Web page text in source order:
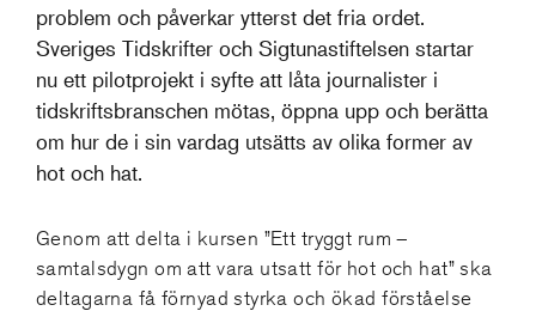
problem och påverkar ytterst det fria ordet.
Sveriges Tidskrifter och Sigtunastiftelsen startar
nu ett pilotprojekt i syfte att låta journalister i
tidskriftsbranschen mötas, öppna upp och berätta
om hur de i sin vardag utsätts av olika former av
hot och hat.
Genom att delta i kursen ”Ett tryggt rum –
samtalsdygn om att vara utsatt för hot och hat” ska
deltagarna få förnyad styrka och ökad förståelse